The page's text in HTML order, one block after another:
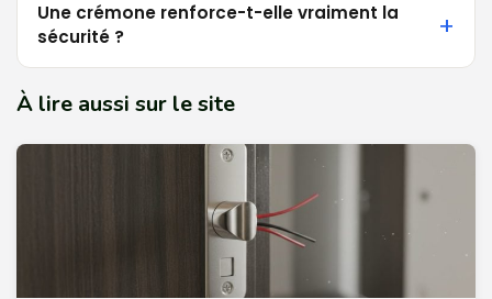
Une crémone renforce-t-elle vraiment la
sécurité ?
À lire aussi sur le site